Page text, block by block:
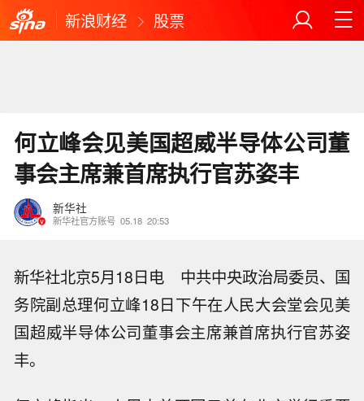
新浪财经 股票
何立峰会见美国超威半导体公司董
事会主席兼首席执行官苏姿丰
新华社
新华社官方账号 05.18 20:53
新华社北京5月18日电 中共中央政治局委员、国
务院副总理何立峰18日下午在人民大会堂会见美
国超威半导体公司董事会主席兼首席执行官苏姿
丰。